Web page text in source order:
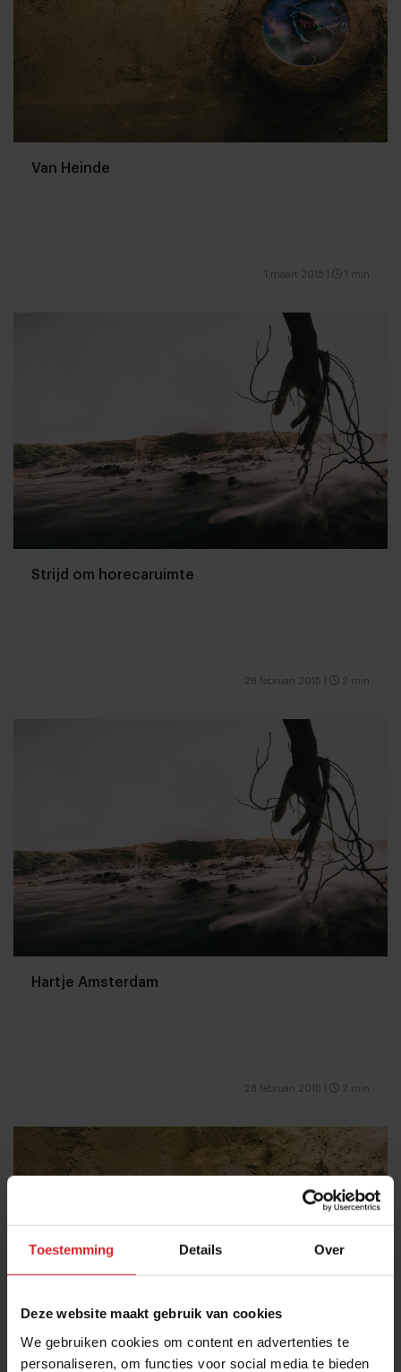
Toestemming Details Over
Deze website maakt gebruik van cookies
We gebruiken cookies om content en advertenties te
personaliseren, om functies voor social media te bieden
Van Heinde
1 maart 2015 1 min
Strijd om horecaruimte
28 februari 2015 2 min
Hartje Amsterdam
28 februari 2015 2 min